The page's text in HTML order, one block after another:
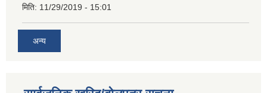
मिति: 11/29/2019 - 15:01
अन्य